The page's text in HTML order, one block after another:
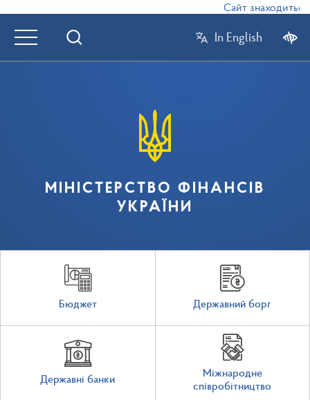
Сайт знаходиться
In English
МІНІСТЕРСТВО ФІНАНСІВ
УКРАЇНИ
Бюджет Державний борг
Державні банки
Міжнародне
співробітництво